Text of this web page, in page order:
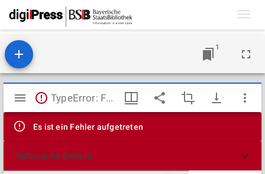
1
Mirador
Viewer
TypeError: Failed to fetch
Es ist ein Fehler aufgetreten
Technische Details